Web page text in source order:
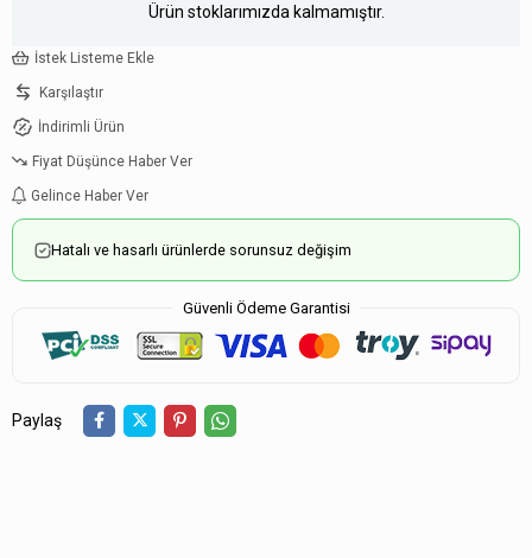
Ürün stoklarımızda kalmamıştır.
İstek Listeme Ekle
Karşılaştır
İndirimli Ürün
Fiyat Düşünce Haber Ver
Gelince Haber Ver
Hatalı ve hasarlı ürünlerde sorunsuz değişim
Güvenli Ödeme Garantisi
Paylaş